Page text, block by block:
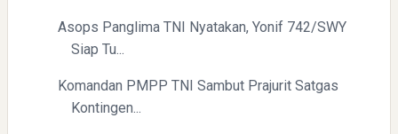
Asops Panglima TNI Nyatakan, Yonif 742/SWY
Siap Tu...
Komandan PMPP TNI Sambut Prajurit Satgas
Kontingen...